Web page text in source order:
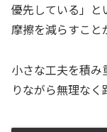
優先している」と
摩擦を減らすこと
小さな工夫を積
りながら無理なく